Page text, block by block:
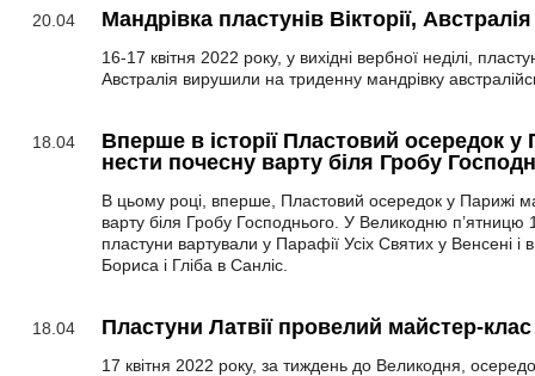
20.04 Мандрівка пластунів Вікторії,
16-17 квітня 2022 року, у вихідні вербної неділі,
Австралія вирушили на триденну мандрівку
18.04
Вперше в історії Пластовий осередок у
нести почесну варту біля Гробу
В цьому році, вперше, Пластовий осередок у Парижі
варту біля Гробу Господнього. У Великодню п’ятницю
пластуни вартували у Парафії Усіх Святих у Венсені і
Бориса і Гліба в Санліс.
18.04 Пластуни Латвії провелий майстер-
17 квітня 2022 року, за тиждень до Великодня,